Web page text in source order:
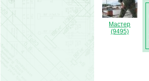
Мастер
(9495)